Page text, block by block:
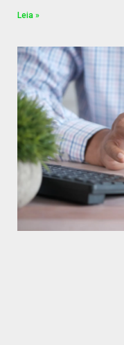
Leia »